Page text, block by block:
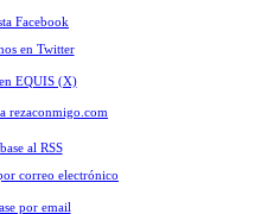
Facebook
EQUIS (X)
al RSS
por email